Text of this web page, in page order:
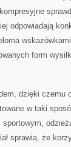
odpowiadają
form
dzięki
w taki
sprawia, że